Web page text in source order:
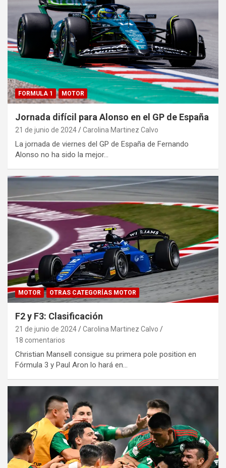
FORMULA 1 MOTOR
Jornada difícil para Alonso en el GP de España
21 de junio de 2024 Carolina Martinez Calvo
La jornada de viernes del GP de España de Fernando
Alonso no ha sido la mejor…
MOTOR OTRAS CATEGORÍAS MOTOR
F2 y F3: Clasificación
21 de junio de 2024
Carolina Martinez Calvo
18 comentarios
Christian Mansell consigue su primera pole position en
Fórmula 3 y Paul Aron lo hará en…